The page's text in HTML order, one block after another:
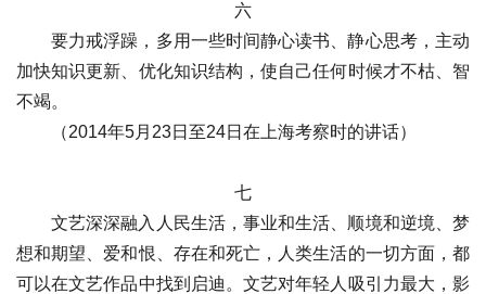
六
要力戒浮躁，多用一些时间静心读书、静心思考，主动
加快知识更新、优化知识结构，使自己任何时候才不枯、智
不竭。
（2014年5月23日至24日在上海考察时的讲话）
七
文艺深深融入人民生活，事业和生活、顺境和逆境、梦
想和期望、爱和恨、存在和死亡，人类生活的一切方面，都
可以在文艺作品中找到启迪。文艺对年轻人吸引力最大，影